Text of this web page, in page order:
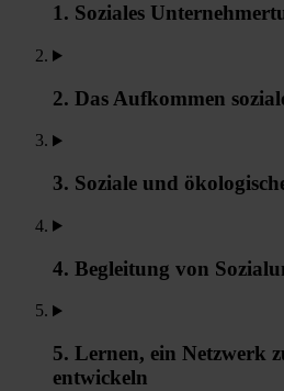
1. Soziales
2. Das Aufkommen
3. Soziale und
4. Begleitung von
5. Lernen, ein Netzwerk
entwickeln